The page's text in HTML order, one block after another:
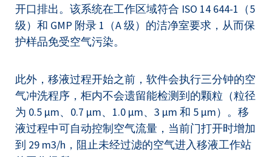
开口排出。该系统在工作区域符合 ISO 14 644-1（5
级）和 GMP 附录 1（A 级）的洁净室要求，从而保
护样品免受空气污染。
此外，移液过程开始之前，软件会执行三分钟的空
气冲洗程序，柜内不会遗留能检测到的颗粒（粒径
为 0.5 μm、0.7 μm、1.0 μm、3 μm 和 5 μm）。移
液过程中可自动控制空气流量，当前门打开时增加
到 29 m3/h，阻止未经过滤的空气进入移液工作站